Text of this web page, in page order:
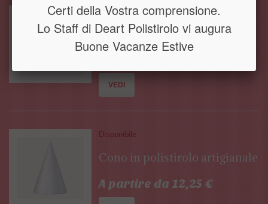
Disponibile
Cono in polistirolo standard
VEDI
Disponibile
Cono in polistirolo artigianale
A partire da 12,25 €
Certi della Vostra comprensione.
Lo Staff di Deart Polistirolo vi augura
Buone Vacanze Estive